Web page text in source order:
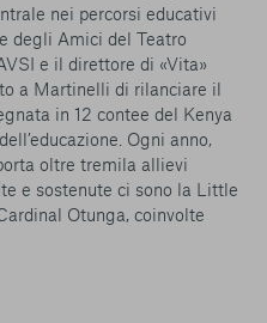
nei percorsi educativi
degli Amici del Teatro
e il direttore di «Vita»
a Martinelli di rilanciare il
in 12 contee del Kenya
Ogni anno,
oltre tremila allievi
e sostenute ci sono la Little
Otunga, coinvolte